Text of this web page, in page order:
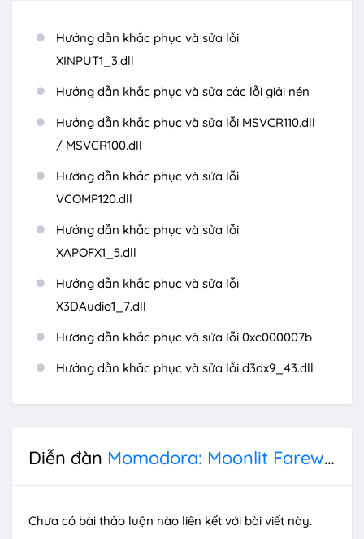
Hướng dẫn khắc phục và sửa lỗi
XINPUT1_3.dll
Hướng dẫn khắc phục và sửa các lỗi giải nén
Hướng dẫn khắc phục và sửa lỗi MSVCR110.dll
/ MSVCR100.dll
Hướng dẫn khắc phục và sửa lỗi
VCOMP120.dll
Hướng dẫn khắc phục và sửa lỗi
XAPOFX1_5.dll
Hướng dẫn khắc phục và sửa lỗi
X3DAudio1_7.dll
Hướng dẫn khắc phục và sửa lỗi 0xc000007b
Hướng dẫn khắc phục và sửa lỗi d3dx9_43.dll
Diễn đàn Momodora: Moonlit Farewell
Chưa có bài thảo luận nào liên kết với bài viết này.